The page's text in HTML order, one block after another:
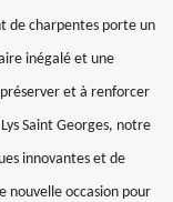
de charpentes porte un
inégalé et une
préserver et à renforcer
Saint Georges, notre
innovantes et de
nouvelle occasion pour